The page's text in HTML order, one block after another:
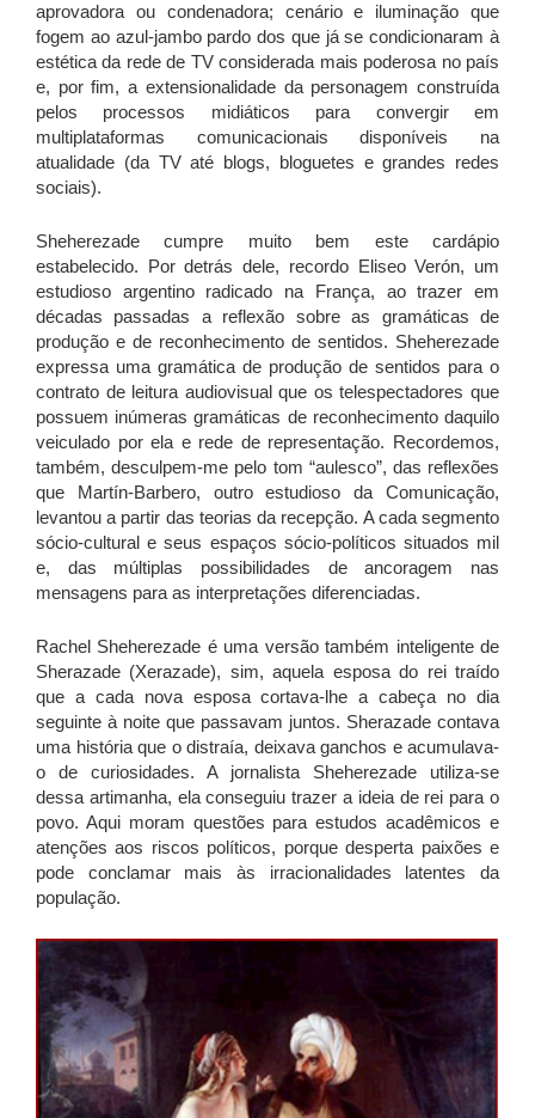
aprovadora ou condenadora; cenário e iluminação que
fogem ao azul-jambo pardo dos que já se condicionaram à
estética da rede de TV considerada mais poderosa no país
e, por fim, a extensionalidade da personagem construída
pelos processos midiáticos para convergir em
multiplataformas comunicacionais disponíveis na
atualidade (da TV até blogs, bloguetes e grandes redes
sociais).
Sheherezade cumpre muito bem este cardápio
estabelecido. Por detrás dele, recordo Eliseo Verón, um
estudioso argentino radicado na França, ao trazer em
décadas passadas a reflexão sobre as gramáticas de
produção e de reconhecimento de sentidos. Sheherezade
expressa uma gramática de produção de sentidos para o
contrato de leitura audiovisual que os telespectadores que
possuem inúmeras gramáticas de reconhecimento daquilo
veiculado por ela e rede de representação. Recordemos,
também, desculpem-me pelo tom “aulesco”, das reflexões
que Martín-Barbero, outro estudioso da Comunicação,
levantou a partir das teorias da recepção. A cada segmento
sócio-cultural e seus espaços sócio-políticos situados mil
e, das múltiplas possibilidades de ancoragem nas
mensagens para as interpretações diferenciadas.
Rachel Sheherezade é uma versão também inteligente de
Sherazade (Xerazade), sim, aquela esposa do rei traído
que a cada nova esposa cortava-lhe a cabeça no dia
seguinte à noite que passavam juntos. Sherazade contava
uma história que o distraía, deixava ganchos e acumulava-
o de curiosidades. A jornalista Sheherezade utiliza-se
dessa artimanha, ela conseguiu trazer a ideia de rei para o
povo. Aqui moram questões para estudos acadêmicos e
atenções aos riscos políticos, porque desperta paixões e
pode conclamar mais às irracionalidades latentes da
população.